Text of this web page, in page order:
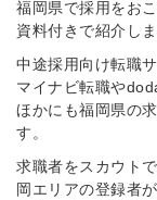
福岡県で採用をお
資料付きで紹介しま
中途採用向け転職
マイナビ転職や
ほかにも福岡県の
す。
求職者をスカウト
岡エリアの登録者